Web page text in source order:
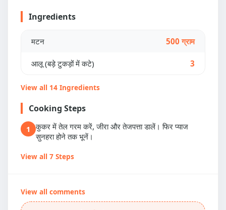
Ingredients
मटन 500 ग्राम
आलू (बड़े टुकड़ों में कटे) 3
View all 14 Ingredients
Cooking Steps
1
कुकर में तेल गरम करें, जीरा और तेजपत्ता डालें। फिर प्याज
सुनहरा होने तक भूनें।
View all 7 Steps
View all comments